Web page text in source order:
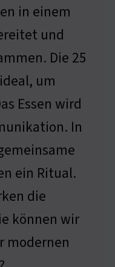
in einem
und
Die 25
um
Essen wird
In
ein Ritual.
die
können wir
modernen